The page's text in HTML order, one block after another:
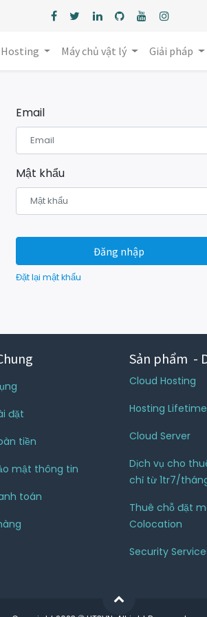
Máy chủ vật lý Giải pháp
Email
Mật khẩu
Đăng nhập
Đặt lại mật khẩu
đặt
tiền
mật thông tin
toán
Sản phẩm -
Cloud Hosting
Hosting Lifetime
Cloud Server
Dịch vụ cho
chỉ từ 1tr7/
Thuê chỗ đặt
Colocation
Security